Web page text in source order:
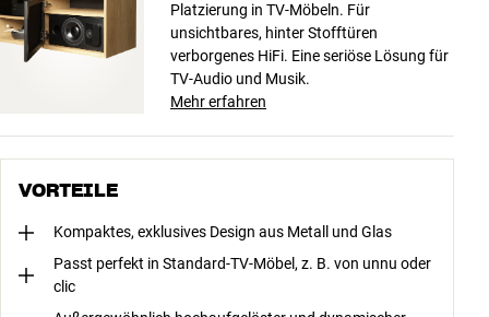
Platzierung in TV-Möbeln. Für
unsichtbares, hinter Stofftüren
verborgenes HiFi. Eine seriöse Lösung für
TV-Audio und Musik.
Mehr erfahren
VORTEILE
Kompaktes, exklusives Design aus Metall und Glas
Passt perfekt in Standard-TV-Möbel, z. B. von unnu oder
clic